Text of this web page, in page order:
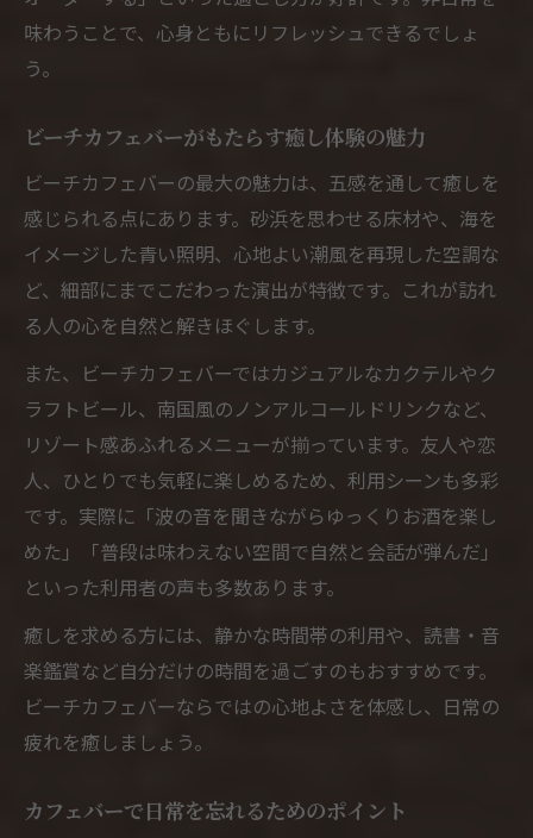
味わうことで、心身ともにリフレッシュできるでしょ
う。
ビーチカフェバーがもたらす癒し体験の魅力
ビーチカフェバーの最大の魅力は、五感を通して癒しを
感じられる点にあります。砂浜を思わせる床材や、海を
イメージした青い照明、心地よい潮風を再現した空調な
ど、細部にまでこだわった演出が特徴です。これが訪れ
る人の心を自然と解きほぐします。
また、ビーチカフェバーではカジュアルなカクテルやク
ラフトビール、南国風のノンアルコールドリンクなど、
リゾート感あふれるメニューが揃っています。友人や恋
人、ひとりでも気軽に楽しめるため、利用シーンも多彩
です。実際に「波の音を聞きながらゆっくりお酒を楽し
めた」「普段は味わえない空間で自然と会話が弾んだ」
といった利用者の声も多数あります。
癒しを求める方には、静かな時間帯の利用や、読書・音
楽鑑賞など自分だけの時間を過ごすのもおすすめです。
ビーチカフェバーならではの心地よさを体感し、日常の
疲れを癒しましょう。
カフェバーで日常を忘れるためのポイント